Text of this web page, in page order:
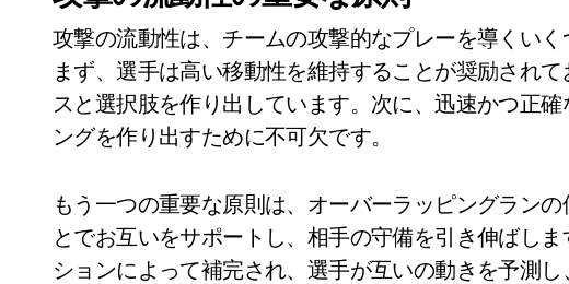
攻撃の流動性は、チームの攻撃的なプレーを導くいく
まず、選手は高い移動性を維持することが奨励され
スと選択肢を作り出しています。次に、迅速かつ正
ングを作り出すために不可欠です。
もう一つの重要な原則は、オーバーラッピングラン
とでお互いをサポートし、相手の守備を引き伸ばし
ションによって補完され、選手が互いの動きを予測